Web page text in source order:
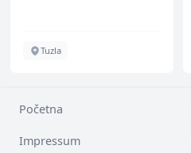
Tuzla
Početna
Impressum